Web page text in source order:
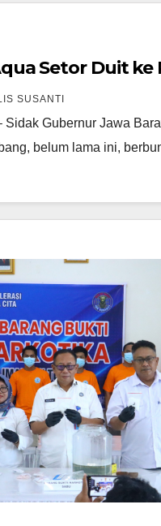
Setor Duit ke
SUSANTI
Sidak Gubernur Jawa
belum lama ini,